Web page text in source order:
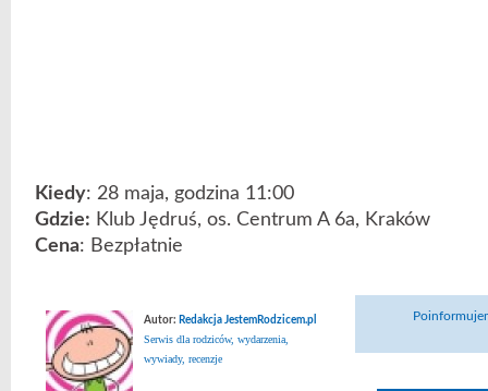
Kiedy: 28 maja, godzina 11:00
Gdzie: Klub Jędruś, os. Centrum A 6a, Kraków
Cena: Bezpłatnie
Autor: Redakcja JestemRodzicem.pl
Serwis dla rodziców, wydarzenia,
wywiady, recenzje